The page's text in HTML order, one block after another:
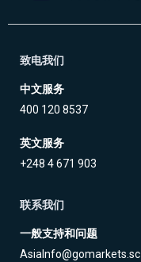
致电我们
中文服务
400 120 8537
英文服务
+248 4 671 903
联系我们
一般支持和问题
AsiaInfo@gomarkets.sc